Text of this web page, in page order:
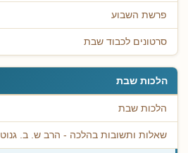
פרשת השבוע
סרטונים לכבוד שבת
הלכות שבת
הלכות שבת
שאלות ותשובות בהלכה - הרב ש. ב. גנוט